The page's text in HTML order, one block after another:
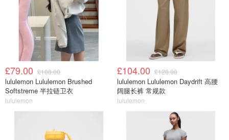
£79.00 £108.00
lululemon Lululemon Brushed
Softstreme 半拉链卫衣
lululemon
£104.00 £128.00
lululemon Lululemon Daydrift 高腰
阔腿长裤 常规款
lululemon